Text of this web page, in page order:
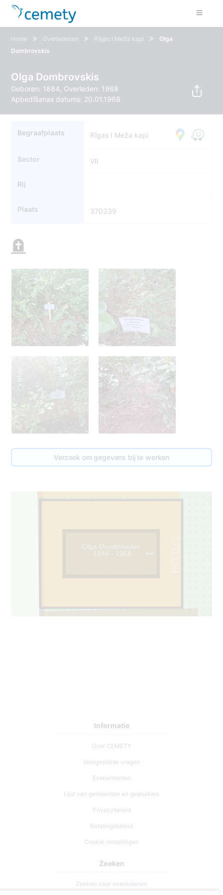
Home > Overledenen > Rīgas I Meža kapi >
Olga
Dombrovskis
Olga Dombrovskis
Geboren: 1884, Overleden: 1968
Apbedīšanas datums: 20.01.1968
Begraafplaats Rīgas I Meža kapi
Sector VII
Rij
Plaats 370339
Verzoek om gegevens bij te werken
370339
370341
1
Olga Dombrovskis
1884 - 1968
Informatie
Over CEMETY
Veelgestelde vragen
Evenementen
Lijst van gemeenten en gebruikers
Privacybeleid
Betalingsbeleid
Cookie-instellingen
Zoeken
Zoeken naar overledenen